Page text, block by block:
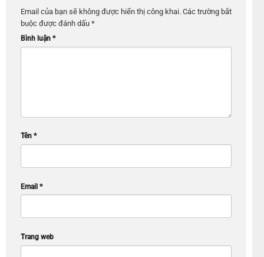
Email của bạn sẽ không được hiển thị công khai. Các trường bắt
buộc được đánh dấu *
Bình luận *
Tên *
Email *
Trang web